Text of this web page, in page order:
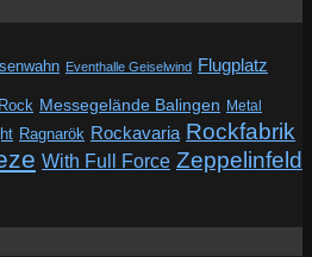
Eventhalle Geiselwind Flugplatz
Messegelände Balingen Metal
Ragnarök Rockavaria Rockfabrik
With Full Force Zeppelinfeld